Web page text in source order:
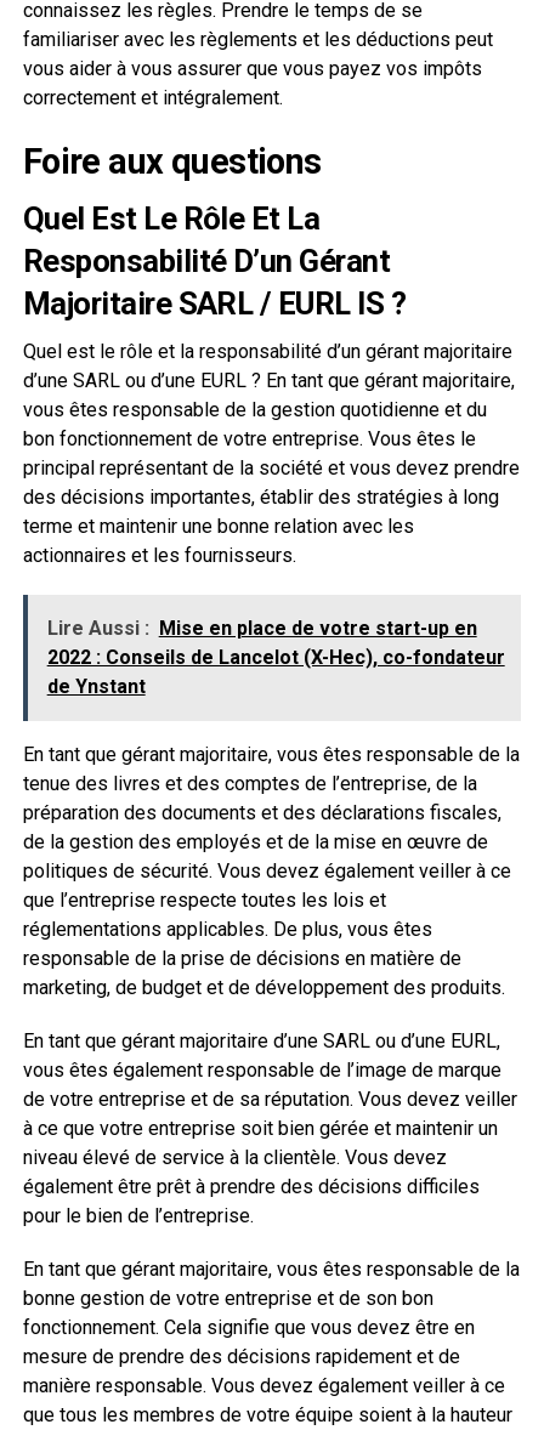
connaissez les règles. Prendre le temps de se
familiariser avec les règlements et les déductions peut
vous aider à vous assurer que vous payez vos impôts
correctement et intégralement.
Foire aux questions
Quel Est Le Rôle Et La
Responsabilité D’un Gérant
Majoritaire SARL / EURL IS ?
Quel est le rôle et la responsabilité d’un gérant majoritaire
d’une SARL ou d’une EURL ? En tant que gérant majoritaire,
vous êtes responsable de la gestion quotidienne et du
bon fonctionnement de votre entreprise. Vous êtes le
principal représentant de la société et vous devez prendre
des décisions importantes, établir des stratégies à long
terme et maintenir une bonne relation avec les
actionnaires et les fournisseurs.
Lire Aussi : Mise en place de votre start-up en
2022 : Conseils de Lancelot (X-Hec), co-fondateur
de Ynstant
En tant que gérant majoritaire, vous êtes responsable de la
tenue des livres et des comptes de l’entreprise, de la
préparation des documents et des déclarations fiscales,
de la gestion des employés et de la mise en œuvre de
politiques de sécurité. Vous devez également veiller à ce
que l’entreprise respecte toutes les lois et
réglementations applicables. De plus, vous êtes
responsable de la prise de décisions en matière de
marketing, de budget et de développement des produits.
En tant que gérant majoritaire d’une SARL ou d’une EURL,
vous êtes également responsable de l’image de marque
de votre entreprise et de sa réputation. Vous devez veiller
à ce que votre entreprise soit bien gérée et maintenir un
niveau élevé de service à la clientèle. Vous devez
également être prêt à prendre des décisions difficiles
pour le bien de l’entreprise.
En tant que gérant majoritaire, vous êtes responsable de la
bonne gestion de votre entreprise et de son bon
fonctionnement. Cela signifie que vous devez être en
mesure de prendre des décisions rapidement et de
manière responsable. Vous devez également veiller à ce
que tous les membres de votre équipe soient à la hauteur